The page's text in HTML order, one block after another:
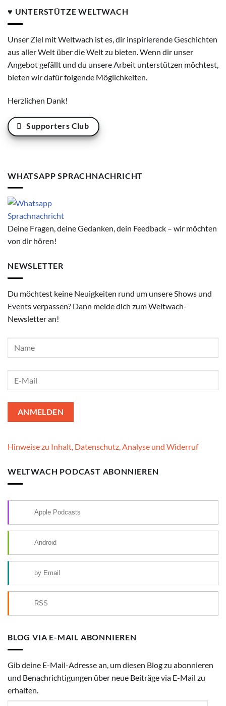
♥ UNTERSTÜTZE WELTWACH
Unser Ziel mit Weltwach ist es, dir inspirierende Geschichten
aus aller Welt über die Welt zu bieten. Wenn dir unser
Angebot gefällt und du unsere Arbeit unterstützen möchtest,
bieten wir dafür folgende Möglichkeiten.
Herzlichen Dank!
Supporters Club
WHATSAPP SPRACHNACHRICHT
Deine Fragen, deine Gedanken, dein Feedback – wir möchten
von dir hören!
NEWSLETTER
Du möchtest keine Neuigkeiten rund um unsere Shows und
Events verpassen? Dann melde dich zum Weltwach-
Newsletter an!
Hinweise zu Inhalt, Datenschutz, Analyse und Widerruf
WELTWACH PODCAST ABONNIEREN
Apple Podcasts
Android
by Email
RSS
BLOG VIA E-MAIL ABONNIEREN
Gib deine E-Mail-Adresse an, um diesen Blog zu abonnieren
und Benachrichtigungen über neue Beiträge via E-Mail zu
erhalten.